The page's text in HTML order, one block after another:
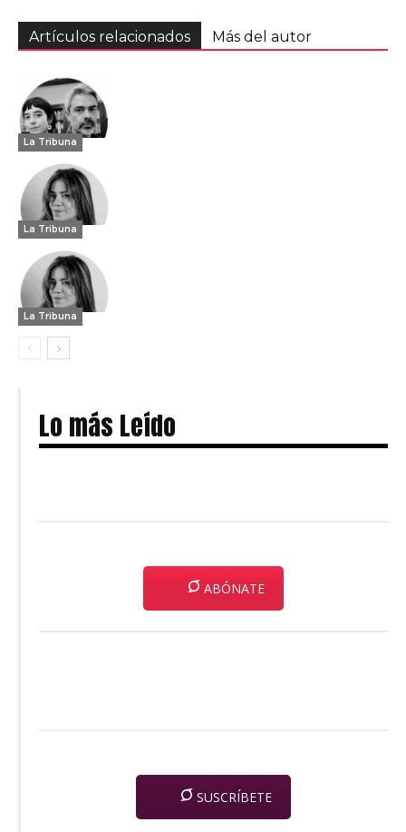
Artículos relacionados Más del autor
La Tribuna
La Tribuna
La Tribuna
Lo más Leído
ABÓNATE
SUSCRÍBETE